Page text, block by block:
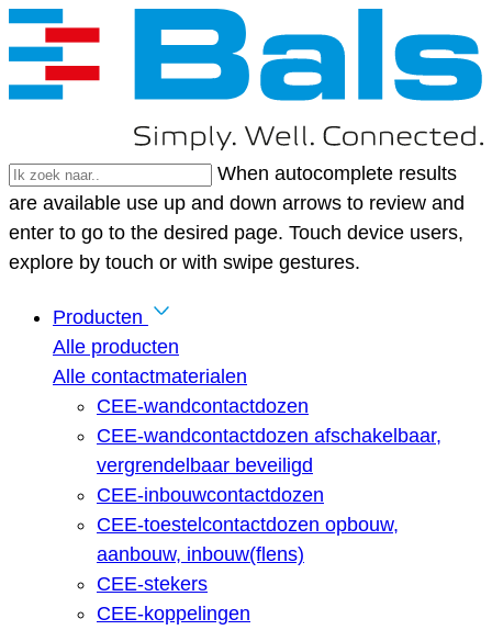
When autocomplete results
are available use up and down arrows to review and
enter to go to the desired page. Touch device users,
explore by touch or with swipe gestures.
Producten
Alle producten
Alle contactmaterialen
CEE-wandcontactdozen
CEE-wandcontactdozen afschakelbaar,
vergrendelbaar beveiligd
CEE-inbouwcontactdozen
CEE-toestelcontactdozen opbouw,
aanbouw, inbouw(flens)
CEE-stekers
CEE-koppelingen